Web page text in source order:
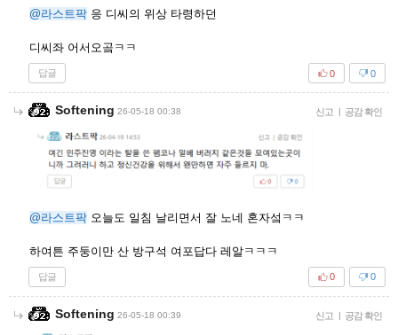
@라스트팍 응 디씨의 위상 타령하던
디씨좌 어서오곸ㅋㅋ
답글 0
0
Softening 26-05-18 00:38 신고 | 공감 확인
@라스트팍 오늘도 일침 날리면서 잘 노네 혼자섴ㅋㅋ
하여튼 주둥이만 산 방구석 여포답다 레알ㅋㅋㅋ
답글 0
0
Softening 26-05-18 00:39 신고 | 공감 확인